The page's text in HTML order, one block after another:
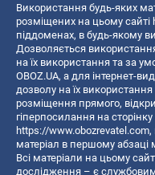
Використання будь-яких
розміщених на цьому сайті
піддоменах, в будь-якому
Дозволяється
на їх використання та за
OBOZ.UA, а для інтернет-
дозволу на їх
розміщення прямого,
гіперпосилання на
https://www.obozrevatel.com,
матеріал в першому абзаці
Всі матеріали на цьому
дослідження – є